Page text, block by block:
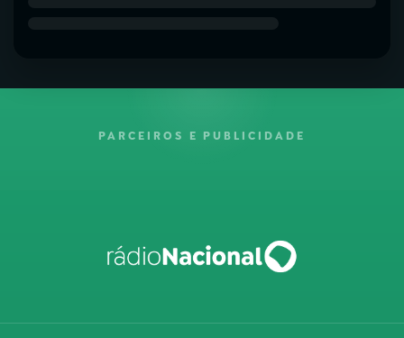
PARCEIROS E PUBLICIDADE